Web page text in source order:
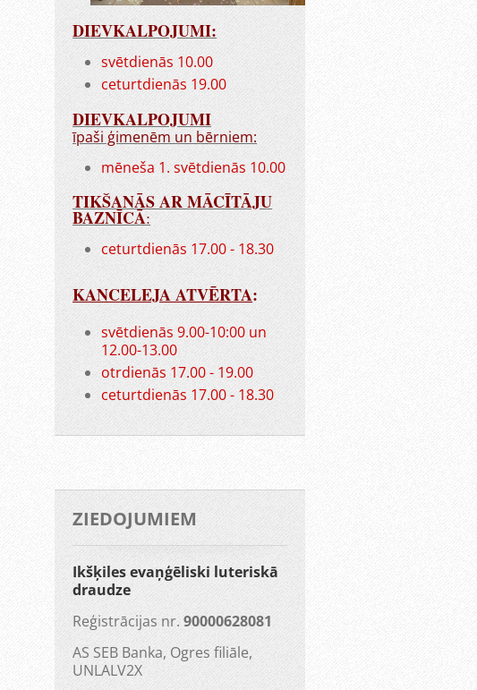
DIEVKALPOJUMI:
svētdienās 10.00
ceturtdienās 19.00
DIEVKALPOJUMI
īpaši ģimenēm un bērniem:
mēneša 1. svētdienās 10.00
TIKŠANĀS AR MĀCĪTĀJU
BAZNĪCĀ:
ceturtdienās 17.00 - 18.30
KANCELEJA ATVĒRTA:
svētdienās 9.00-10:00 un
12.00-13.00
otrdienās 17.00 - 19.00
ceturtdienās 17.00 - 18.30
ZIEDOJUMIEM
Ikšķiles evaņģēliski luteriskā
draudze
Reģistrācijas nr.90000628081
AS SEB Banka, Ogres filiāle,
UNLALV2X